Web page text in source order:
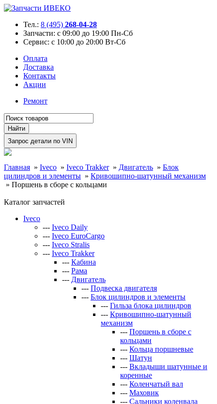
Тел.: 8 (495) 268-04-28
Запчасти: с 09:00 до 19:00 Пн-Сб
Сервис: с 10:00 до 20:00 Вт-Сб
Оплата
Доставка
Контакты
Акции
Ремонт
Главная » Iveco » Iveco Trakker » Двигатель » Блок
цилиндров и элементы » Кривошипно-шатунный механизм
» Поршень в сборе с кольцами
Каталог запчастей
Iveco
--- Iveco Daily
--- Iveco EuroCargo
--- Iveco Stralis
--- Iveco Trakker
--- Кабина
--- Рама
--- Двигатель
--- Подвеска двигателя
--- Блок цилиндров и элементы
--- Гильза блока цилиндров
--- Кривошипно-шатунный
механизм
--- Поршень в сборе с
кольцами
--- Кольца поршневые
--- Шатун
--- Вкладыши шатунные и
коренные
--- Коленчатый вал
--- Маховик
--- Сальники коленвала